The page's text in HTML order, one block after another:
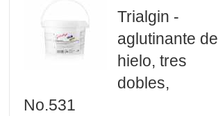
Trialgin -
aglutinante de
hielo, tres
dobles,
No.531